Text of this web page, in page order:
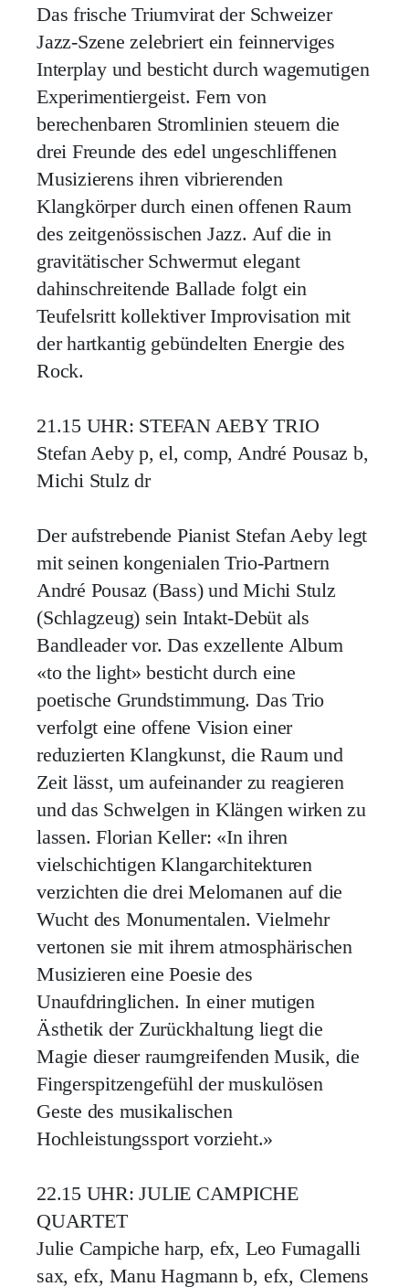
Das frische Triumvirat der Schweizer
Jazz-Szene zelebriert ein feinnerviges
Interplay und besticht durch wagemutigen
Experimentiergeist. Fern von
berechenbaren Stromlinien steuern die
drei Freunde des edel ungeschliffenen
Musizierens ihren vibrierenden
Klangkörper durch einen offenen Raum
des zeitgenössischen Jazz. Auf die in
gravitätischer Schwermut elegant
dahinschreitende Ballade folgt ein
Teufelsritt kollektiver Improvisation mit
der hartkantig gebündelten Energie des
Rock.
21.15 UHR: STEFAN AEBY TRIO
Stefan Aeby p, el, comp, André Pousaz b,
Michi Stulz dr
Der aufstrebende Pianist Stefan Aeby legt
mit seinen kongenialen Trio-Partnern
André Pousaz (Bass) und Michi Stulz
(Schlagzeug) sein Intakt-Debüt als
Bandleader vor. Das exzellente Album
«to the light» besticht durch eine
poetische Grundstimmung. Das Trio
verfolgt eine offene Vision einer
reduzierten Klangkunst, die Raum und
Zeit lässt, um aufeinander zu reagieren
und das Schwelgen in Klängen wirken zu
lassen. Florian Keller: «In ihren
vielschichtigen Klangarchitekturen
verzichten die drei Melomanen auf die
Wucht des Monumentalen. Vielmehr
vertonen sie mit ihrem atmosphärischen
Musizieren eine Poesie des
Unaufdringlichen. In einer mutigen
Ästhetik der Zurückhaltung liegt die
Magie dieser raumgreifenden Musik, die
Fingerspitzengefühl der muskulösen
Geste des musikalischen
Hochleistungssport vorzieht.»
22.15 UHR: JULIE CAMPICHE
QUARTET
Julie Campiche harp, efx, Leo Fumagalli
sax, efx, Manu Hagmann b, efx, Clemens